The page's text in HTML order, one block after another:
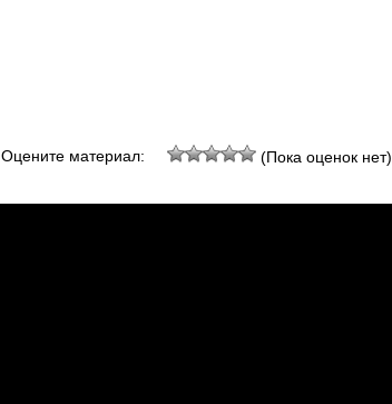
Оцените материал: (Пока оценок нет)